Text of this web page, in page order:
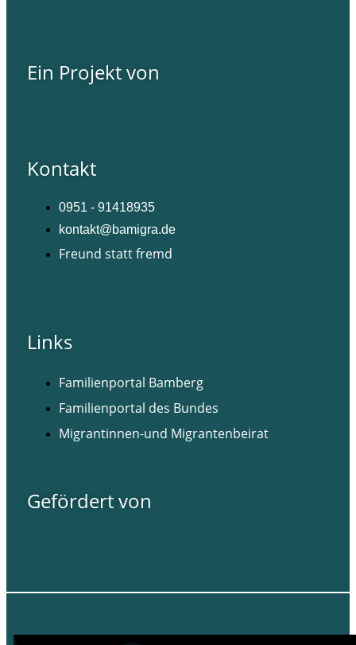
Ein Projekt von
Kontakt
0951 - 91418935
kontakt@bamigra.de
Freund statt fremd
Links
Familienportal Bamberg
Familienportal des Bundes
Migrantinnen-und Migrantenbeirat
Gefördert von